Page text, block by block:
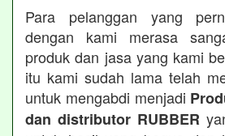
Para pelanggan yang
dengan kami merasa
produk dan jasa yang kami
itu kami sudah lama telah
untuk mengabdi menjadi
dan distributor RUBBER